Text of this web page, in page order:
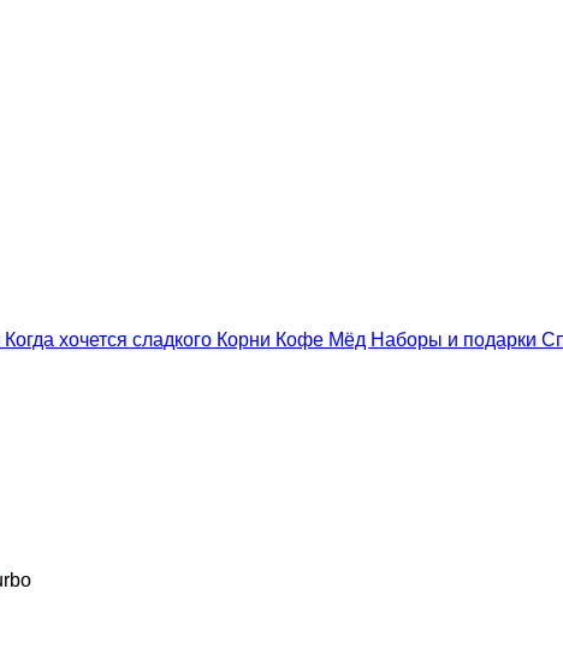
Когда хочется сладкого Корни Кофе Мёд Наборы и подарки